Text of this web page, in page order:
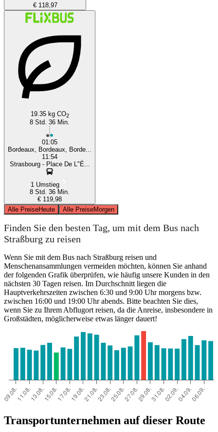
€ 118,97
19.35 kg CO2
8 Std. 36 Min.
01:05
Bordeaux, Bordeaux, Borde...
11:54
Strasbourg - Place De L"É...
1 Umstieg
8 Std. 36 Min.
€ 119,98
Alle PreiseHeute Alle PreiseMorgen
Finden Sie den besten Tag, um mit dem Bus nach
Straßburg zu reisen
Wenn Sie mit dem Bus nach Straßburg reisen und
Menschenansammlungen vermeiden möchten, können Sie anhand
der folgenden Grafik überprüfen, wie häufig unsere Kunden in den
nächsten 30 Tagen reisen. Im Durchschnitt liegen die
Hauptverkehrszeiten zwischen 6:30 und 9:00 Uhr morgens bzw.
zwischen 16:00 und 19:00 Uhr abends. Bitte beachten Sie dies,
wenn Sie zu Ihrem Abflugort reisen, da die Anreise, insbesondere in
Großstädten, möglicherweise etwas länger dauert!
Transportunternehmen auf dieser Route